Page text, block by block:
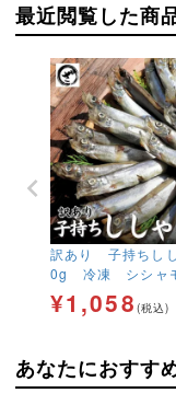
最近閲覧した商
訳あり 子持ちし
0g 冷凍 シシャ
ししゃも
¥1,058 (税込)
あなたにおすす